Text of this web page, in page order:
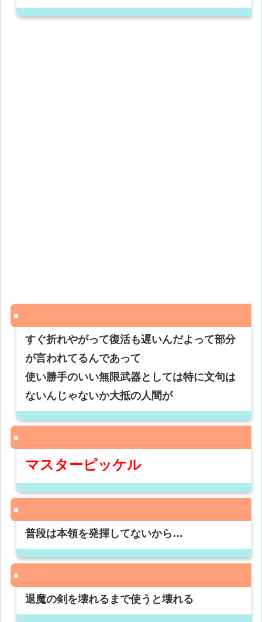
すぐ折れやがって復活も遅いんだよって部分
が言われてるんであって
使い勝手のいい無限武器としては特に文句は
ないんじゃないか大抵の人間が
マスターピッケル
普段は本領を発揮してないから…
退魔の剣を壊れるまで使うと壊れる